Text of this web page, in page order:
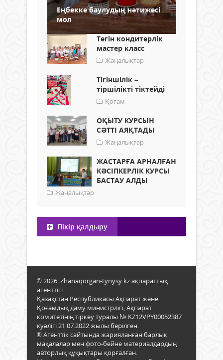
Еңбекке баулудың нәтижесі
мол
Тегін кондитерлік
мастер класс
Жаңалықтар
Тігіншілік –
тіршілікті тіктейді
Қоғам
ОҚЫТУ КУРСЫН
СӘТТІ АЯҚТАДЫ
Жаңалықтар
ЖАСТАРҒА АРНАЛҒАН
КӘСІПКЕРЛІК КУРСЫ
БАСТАУ АЛДЫ
Жаңалықтар
Пікір қалдыру
© 2026. Zhanaqorgan-tynysy.kz ақпараттық
агенттігі.
Қазақстан Республикасы Ақпарат және
Қоғамдық даму министрлігі, Ақпарат
комитетінің тіркеу туралы № KZ12VPY00052387
куәлігі 21.07.2022 жылы берілген.
® Агенттік сайтында жарияланған барлық
мақалалар мен фото-бейне материалдардың
авторлық құқықтары қорғалған.